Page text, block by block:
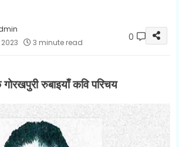
3 minute read 0
गोरखपुरीरुबाइयाँकवि परिचय